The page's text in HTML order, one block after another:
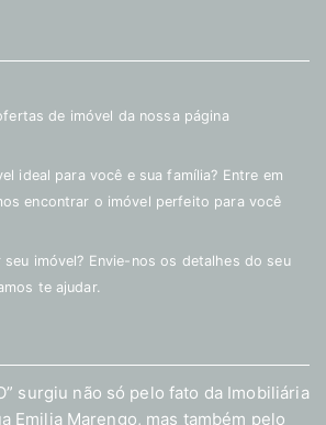
de imóvel da nossa página
ideal para você e sua família? Entre em
encontrar o imóvel perfeito para você
seu imóvel? Envie-nos os detalhes do seu
te ajudar.
surgiu não só pelo fato da Imobiliária
Emilia Marengo, mas também pelo